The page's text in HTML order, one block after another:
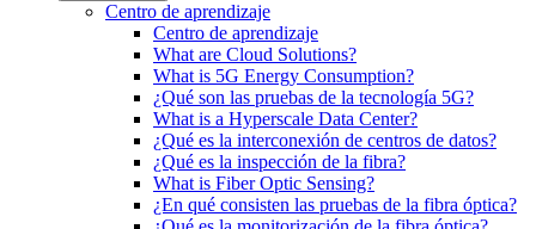
Centro de aprendizaje
Centro de aprendizaje
What are Cloud Solutions?
What is 5G Energy Consumption?
¿Qué son las pruebas de la tecnología 5G?
What is a Hyperscale Data Center?
¿Qué es la interconexión de centros de datos?
¿Qué es la inspección de la fibra?
What is Fiber Optic Sensing?
¿En qué consisten las pruebas de la fibra óptica?